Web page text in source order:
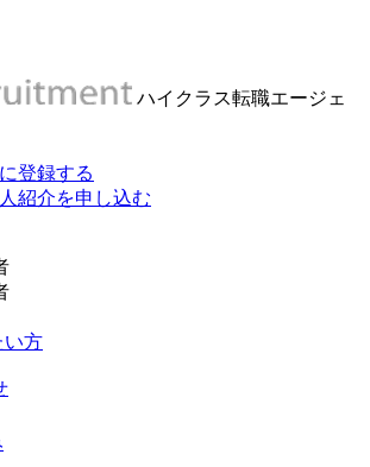
ハイクラス転職エージェ
登録する
紹介を申し込む
い方